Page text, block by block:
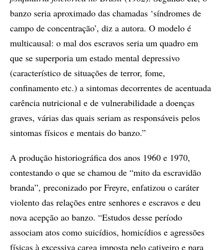
banzo seria aproximado das chamadas ‘síndromes de
campo de concentração’, diz a autora. O modelo é
multicausal: o mal dos escravos seria um quadro em
que se superporia um estado mental depressivo
(característico de situações de terror, fome,
confinamento etc.) a sintomas decorrentes de acentuada
carência nutricional e de vulnerabilidade a doenças
graves, várias das quais seriam as responsáveis pelos
sintomas físicos e mentais do banzo.”
A produção historiográfica dos anos 1960 e 1970,
contestando o que se chamou de “mito da escravidão
branda”, preconizado por Freyre, enfatizou o caráter
violento das relações entre senhores e escravos e deu
nova acepção ao banzo. “Estudos desse período
associam atos como suicídios, homicídios e agressões
físicas à excessiva carga imposta pelo cativeiro e para